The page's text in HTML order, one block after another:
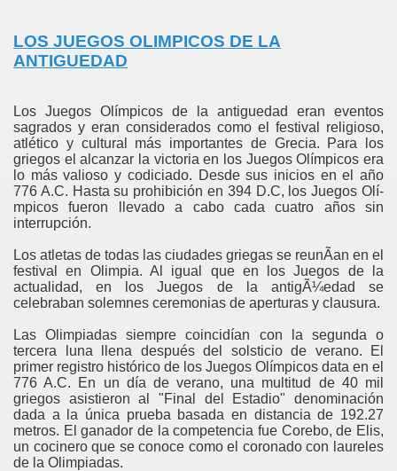
LOS JUEGOS OLIMPICOS DE LA
ANTIGUEDAD
Los Juegos Olímpicos de la antiguedad eran eventos
sagrados y eran considerados como el festival religioso,
atlético y cultural más importantes de Grecia. Para los
griegos el alcanzar la victoria en los Juegos Olímpicos era
lo más valioso y codiciado. Desde sus inicios en el año
776 A.C. Hasta su prohibición en 394 D.C, los Juegos Olí­
mpicos fueron llevado a cabo cada cuatro años sin
interrupción.
Los atletas de todas las ciudades griegas se reunÃ­an en el
festival en Olimpia. Al igual que en los Juegos de la
actualidad, en los Juegos de la antigÃ¼edad se
celebraban solemnes ceremonias de aperturas y clausura.
Las Olimpiadas siempre coincidí­an con la segunda o
tercera luna llena después del solsticio de verano. El
primer registro histórico de los Juegos Olí­mpicos data en el
776 A.C. En un día de verano, una multitud de 40 mil
griegos asistieron al "Final del Estadio" denominación
dada a la única prueba basada en distancia de 192.27
metros. El ganador de la competencia fue Corebo, de Elis,
un cocinero que se conoce como el coronado con laureles
de la Olimpiadas.